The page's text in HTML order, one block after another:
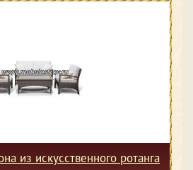
из искусственного ротанга